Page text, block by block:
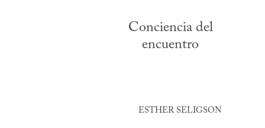
Conciencia del
encuentro
ESTHER SELIGSON